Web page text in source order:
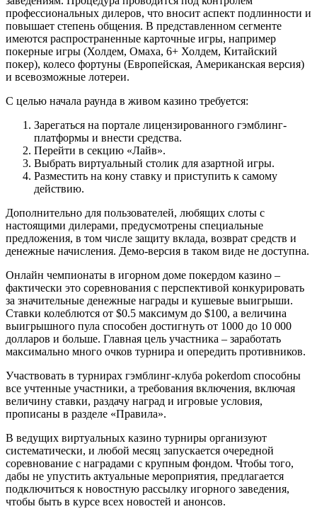
профессиональных дилеров, что вносит аспект подлинности и
повышает степень общения. В представленном сегменте
имеются распространенные карточные игры, например
покерные игры (Холдем, Омаха, 6+ Холдем, Китайский
покер), колесо фортуны (Европейская, Американская версия)
и всевозможные лотереи.
С целью начала раунда в живом казино требуется:
Зарегаться на портале лицензированного гэмблинг-
платформы и внести средства.
Перейти в секцию «Лайв».
Выбрать виртуальный столик для азартной игры.
Разместить на кону ставку и приступить к самому
действию.
Дополнительно для пользователей, любящих слоты с
настоящими дилерами, предусмотрены специальные
предложения, в том числе защиту вклада, возврат средств и
денежные начисления. Демо-версия в таком виде не доступна.
Онлайн чемпионаты в игорном доме покердом казино –
фактически это соревнования с перспективой конкурировать
за значительные денежные награды и кушевые выигрыши.
Ставки колеблются от $0.5 максимум до $100, а величина
выигрышного пула способен достигнуть от 1000 до 10 000
долларов и больше. Главная цель участника – заработать
максимально много очков турнира и опередить противников.
Участвовать в турнирах гэмблинг-клуба pokerdom способны
все учтенные участники, а требования включения, включая
величину ставки, раздачу наград и игровые условия,
прописаны в разделе «Правила».
В ведущих виртуальных казино турниры организуют
систематически, и любой месяц запускается очередной
соревнование с наградами с крупным фондом. Чтобы того,
дабы не упустить актуальные мероприятия, предлагается
подключиться к новостную рассылку игорного заведения,
чтобы быть в курсе всех новостей и анонсов.